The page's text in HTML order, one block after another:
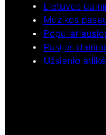
Lietuvos
Muzikos
Rusijos
Užsienio